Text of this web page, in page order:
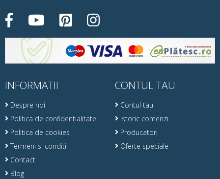
INFORMATII
Despre noi
Politica de confidentialitate
Politica de cookies
Termeni si conditii
Contact
Blog
CONTUL TAU
Contul tau
Istoric comenzi
Producatori
Oferte speciale